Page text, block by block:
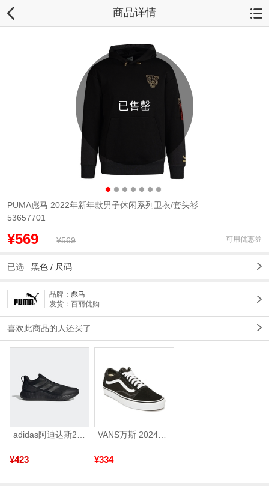
商品详情
已售罄
PUMA彪马 2022年新年款男子休闲系列卫衣/套头衫
53657701
¥569 ¥569 可用优惠券
已选 黑色 / 尺码
品牌： 彪马
发货：百丽优购
喜欢此商品的人还买了
¥423 ¥334